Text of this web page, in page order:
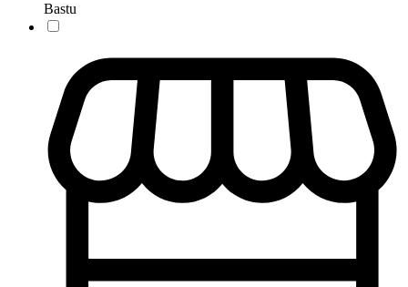
Bastu